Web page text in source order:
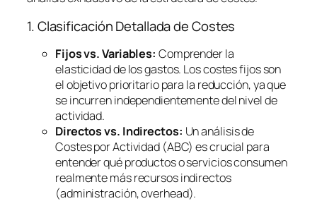
1. Clasificación Detallada de Costes
Fijos vs. Variables: Comprender la
elasticidad de los gastos. Los costes fijos son
el objetivo prioritario para la reducción, ya que
se incurren independientemente del nivel de
actividad.
Directos vs. Indirectos: Un análisis de
Costes por Actividad (ABC) es crucial para
entender qué productos o servicios consumen
realmente más recursos indirectos
(administración,overhead).